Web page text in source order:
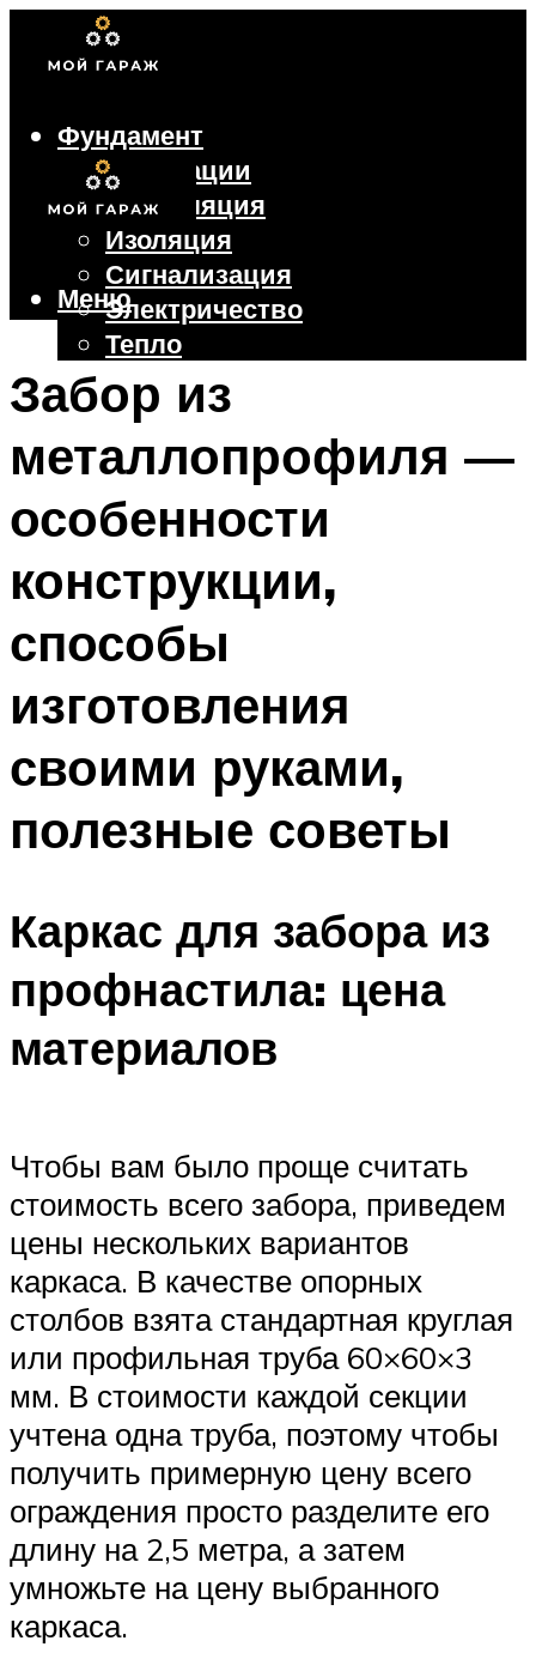
Фундамент
Коммуникации
Вентиляция
Изоляция
Сигнализация
Электричество
Тепло
Крыша
Ворота
Меню
Меню
Забор из
металлопрофиля —
особенности
конструкции,
способы
изготовления
своими руками,
полезные советы
Каркас для забора из
профнастила: цена
материалов
Чтобы вам было проще считать
стоимость всего забора, приведем
цены нескольких вариантов
каркаса. В качестве опорных
столбов взята стандартная круглая
или профильная труба 60×60×3
мм. В стоимости каждой секции
учтена одна труба, поэтому чтобы
получить примерную цену всего
ограждения просто разделите его
длину на 2,5 метра, а затем
умножьте на цену выбранного
каркаса.